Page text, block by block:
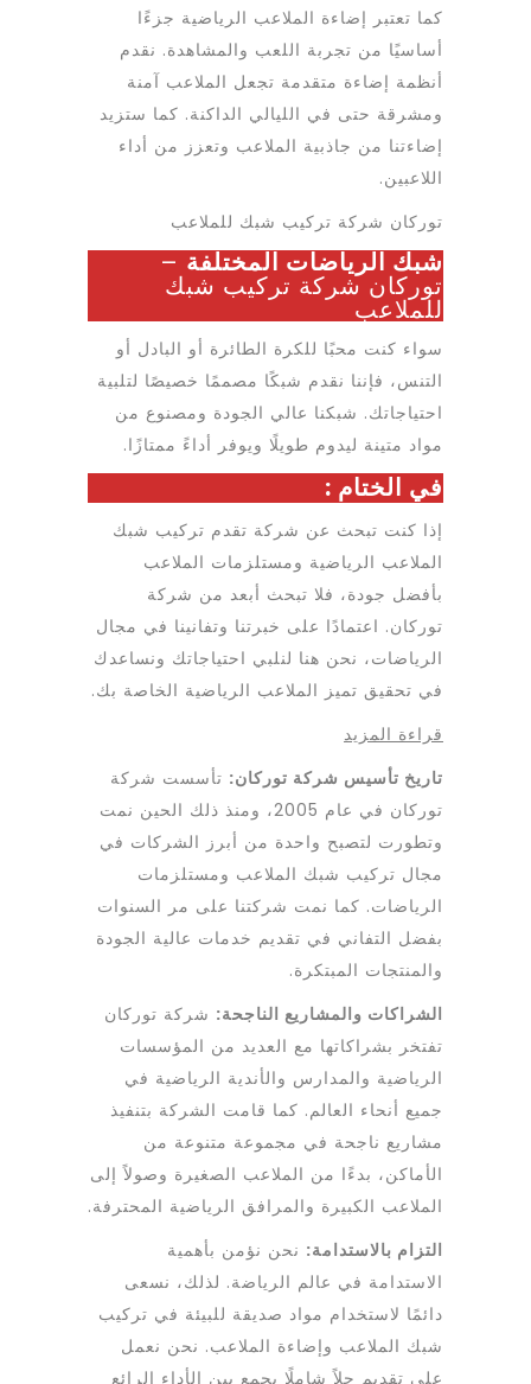
كما تعتبر إضاءة الملاعب الرياضية جزءًا
أساسيًا من تجربة اللعب والمشاهدة. نقدم
أنظمة إضاءة متقدمة تجعل الملاعب آمنة
ومشرقة حتى في الليالي الداكنة. كما ستزيد
إضاءتنا من جاذبية الملاعب وتعزز من أداء
اللاعبين.
توركان شركة تركيب شبك للملاعب
شبك الرياضات المختلفة –
توركان شركة تركيب شبك
للملاعب
سواء كنت محبًا للكرة الطائرة أو البادل أو
التنس، فإننا نقدم شبكًا مصممًا خصيصًا لتلبية
احتياجاتك. شبكنا عالي الجودة ومصنوع من
مواد متينة ليدوم طويلًا ويوفر أداءً ممتازًا.
في الختام :
إذا كنت تبحث عن شركة تقدم تركيب شبك
الملاعب الرياضية ومستلزمات الملاعب
بأفضل جودة، فلا تبحث أبعد من شركة
توركان. اعتمادًا على خبرتنا وتفانينا في مجال
الرياضات، نحن هنا لنلبي احتياجاتك ونساعدك
في تحقيق تميز الملاعب الرياضية الخاصة بك.
قراءة المزيد
شركة
تركيب
شبك
للملاعب
تاريخ تأسيس شركة توركان: تأسست شركة
توركان في عام 2005، ومنذ ذلك الحين نمت
وتطورت لتصبح واحدة من أبرز الشركات في
مجال تركيب شبك الملاعب ومستلزمات
الرياضات. كما نمت شركتنا على مر السنوات
بفضل التفاني في تقديم خدمات عالية الجودة
والمنتجات المبتكرة.
الشراكات والمشاريع الناجحة: شركة توركان
تفتخر بشراكاتها مع العديد من المؤسسات
الرياضية والمدارس والأندية الرياضية في
جميع أنحاء العالم. كما قامت الشركة بتنفيذ
مشاريع ناجحة في مجموعة متنوعة من
الأماكن، بدءًا من الملاعب الصغيرة وصولاً إلى
الملاعب الكبيرة والمرافق الرياضية المحترفة.
التزام بالاستدامة: نحن نؤمن بأهمية
الاستدامة في عالم الرياضة. لذلك، نسعى
دائمًا لاستخدام مواد صديقة للبيئة في تركيب
شبك الملاعب وإضاءة الملاعب. نحن نعمل
على تقديم حلاً شاملًا يجمع بين الأداء الرائع